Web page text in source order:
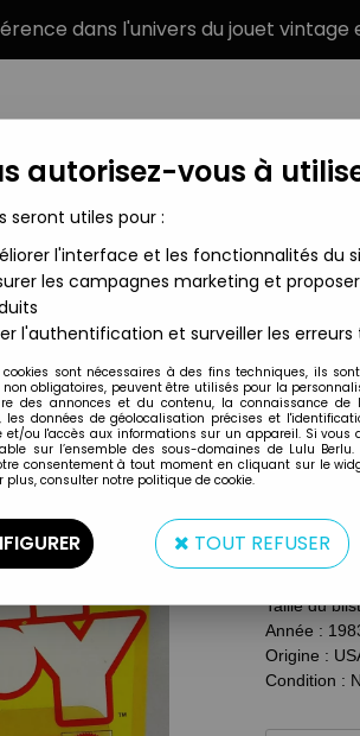
dans l'univers du jouet
MARQUES TYPE DE PRODUIT
Brite - Tampon Encreur "Stamp Happy"
Mattel
RED
19,99
Réf. :
Taille du
Année :
Origine :
Condition :
autorisez-vous à
seront utiles pour :
l'interface et les fonctionnalités du
les campagnes marketing et
l'authentification et surveiller les erreurs
cookies sont nécessaires à des fins techniques, ils
non obligatoires, peuvent être utilisés pour la
des annonces et du contenu, la connaissance de
les données de géolocalisation précises et
et/ou l'accès aux informations sur un appareil. Si vous
sur l’ensemble des sous-domaines de Lulu
consentement à tout moment en cliquant sur le
plus, consulter notre politique de cookie.
TOUT REFUSER